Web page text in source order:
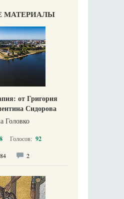
МАТЕРИАЛЫ
от Григория
Сидорова
Головко
Голосов: 92
2